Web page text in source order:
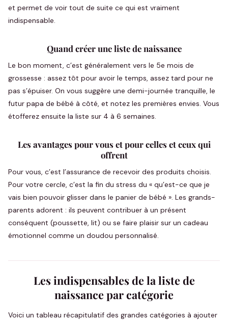
et permet de voir tout de suite ce qui est vraiment
indispensable.
Quand créer une liste de naissance
Le bon moment, c’est généralement vers le 5e mois de
grossesse : assez tôt pour avoir le temps, assez tard pour ne
pas s’épuiser. On vous suggère une demi-journée tranquille, le
futur papa de bébé à côté, et notez les premières envies. Vous
étofferez ensuite la liste sur 4 à 6 semaines.
Les avantages pour vous et pour celles et ceux qui
offrent
Pour vous, c’est l’assurance de recevoir des produits choisis.
Pour votre cercle, c’est la fin du stress du « qu’est-ce que je
vais bien pouvoir glisser dans le panier de bébé ». Les grands-
parents adorent : ils peuvent contribuer à un présent
conséquent (poussette, lit) ou se faire plaisir sur un cadeau
émotionnel comme un doudou personnalisé.
Les indispensables de la liste de
naissance par catégorie
Voici un tableau récapitulatif des grandes catégories à ajouter